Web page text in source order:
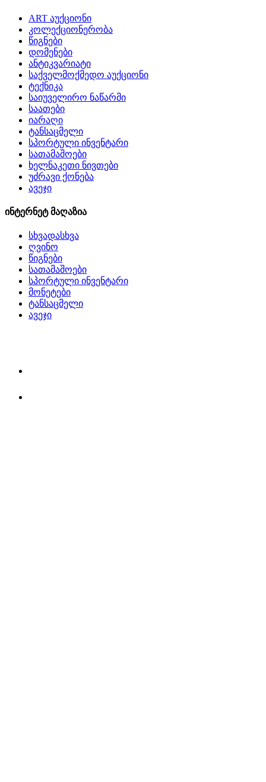
ART აუქციონი
კოლექციონერობა
წიგნები
დომენები
ანტიკვარიატი
საქველმოქმედო აუქციონი
ტექნიკა
საიუველირო ნაწარმი
საათები
იარაღი
ტანსაცმელი
სპორტული ინვენტარი
სათამაშოები
ხელნაკეთი ნივთები
უძრავი ქონება
ავეჯი
ინტერნეტ მაღაზია
სხვადასხვა
ღვინო
წიგნები
სათამაშოები
სპორტული ინვენტარი
მონეტები
ტანსაცმელი
ავეჯი